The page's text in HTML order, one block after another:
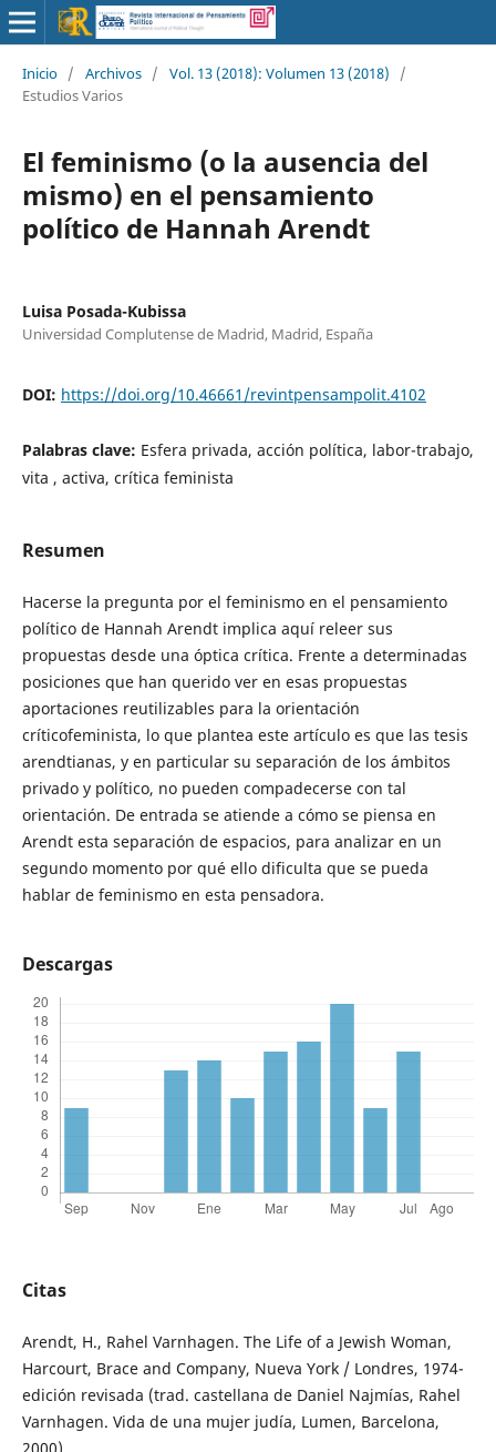
Inicio / Archivos / Vol. 13 (2018): Volumen 13 (2018)
/
Estudios Varios
El feminismo (o la ausencia del
mismo) en el pensamiento
político de Hannah Arendt
Luisa Posada-Kubissa
Universidad Complutense de Madrid, Madrid, España
DOI: https://doi.org/10.46661/revintpensampolit.4102
Palabras clave: Esfera privada, acción política, labor-trabajo,
vita , activa, crítica feminista
Resumen
Hacerse la pregunta por el feminismo en el pensamiento
político de Hannah Arendt implica aquí releer sus
propuestas desde una óptica crítica. Frente a determinadas
posiciones que han querido ver en esas propuestas
aportaciones reutilizables para la orientación
críticofeminista, lo que plantea este artículo es que las tesis
arendtianas, y en particular su separación de los ámbitos
privado y político, no pueden compadecerse con tal
orientación. De entrada se atiende a cómo se piensa en
Arendt esta separación de espacios, para analizar en un
segundo momento por qué ello dificulta que se pueda
hablar de feminismo en esta pensadora.
Descargas
Citas
Arendt, H., Rahel Varnhagen. The Life of a Jewish Woman,
Harcourt, Brace and Company, Nueva York / Londres, 1974-
edición revisada (trad. castellana de Daniel Najmías, Rahel
Varnhagen. Vida de una mujer judía, Lumen, Barcelona,